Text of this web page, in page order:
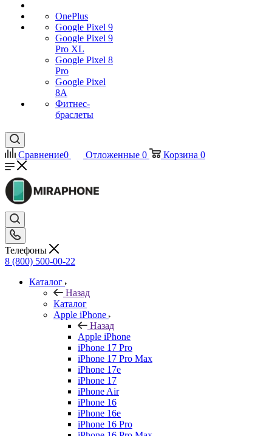
OnePlus
Google Pixel 9
Google Pixel 9
Pro XL
Google Pixel 8
Pro
Google Pixel
8A
Фитнес-
браслеты
Сравнение0 Отложенные 0 Корзина 0
Телефоны
8 (800) 500-00-22
Каталог
Назад
Каталог
Apple iPhone
Назад
Apple iPhone
iPhone 17 Pro
iPhone 17 Pro Max
iPhone 17e
iPhone 17
iPhone Air
iPhone 16
iPhone 16e
iPhone 16 Pro